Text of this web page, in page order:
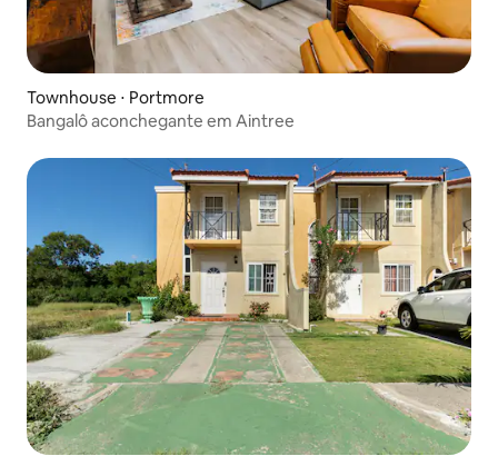
Townhouse ⋅ Portmore
Bangalô aconchegante em Aintree